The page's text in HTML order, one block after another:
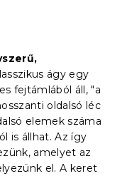
ágy egy
fejtámlából áll, "a
oldalsó léc
elemek száma
is állhat. Az így
amelyet az
el. A keret